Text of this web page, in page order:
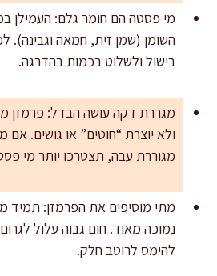
מי פסטה הם חומר גלם: העמילן
השומן (שמן זית, חמאה וגבינה).
בישול ולשלוט בכמות בהדרגה.
מגררת דקה עושה הבדל: פרמזן
ולא יוצרת “חוטים” או גושים.
מגוררת עבה, תצטרכו יותר מי
מתי מוסיפים את הפרמזן: תמיד
נמוכה מאוד. חום גבוה עלול
להימס לרוטב חלק.